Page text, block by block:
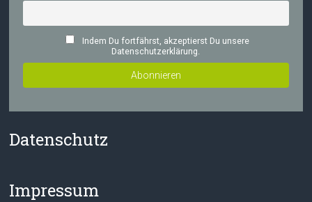
Indem Du fortfährst, akzeptierst Du unsere
Datenschutzerklärung.
Datenschutz
Impressum